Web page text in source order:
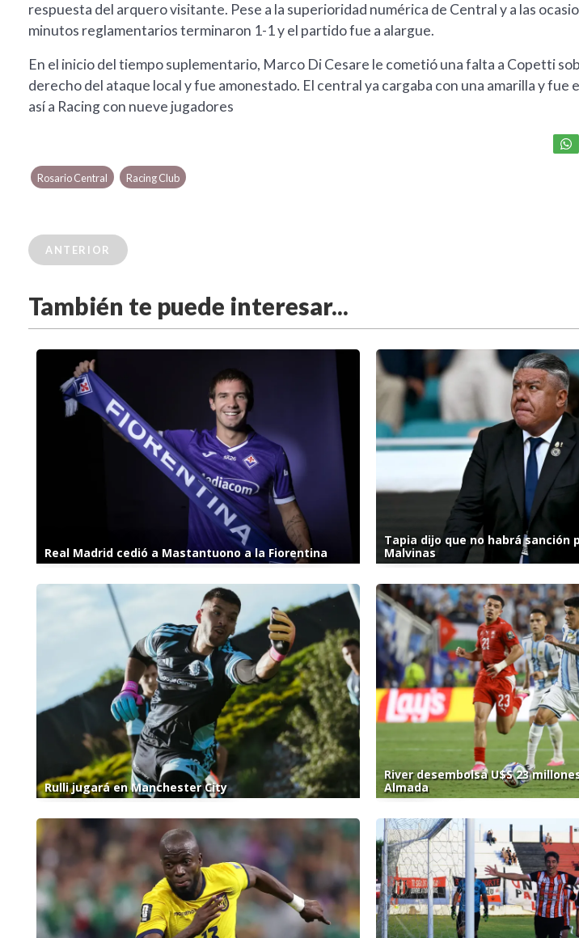
respuesta del arquero visitante. Pese a la superioridad numérica de Central y a las
minutos reglamentarios terminaron 1-1 y el partido fue a alargue.
En el inicio del tiempo suplementario, Marco Di Cesare le cometió una falta a Copetti
derecho del ataque local y fue amonestado. El central ya cargaba con una amarilla y fue
así a Racing con nueve jugadores
Rosario Central Racing Club
ANTERIOR
También te puede interesar...
Real Madrid cedió a Mastantuono a la Fiorentina
Tapia dijo que no habrá sanción
Malvinas
Rulli jugará en Manchester City
River desembolsa U$S 23
Almada